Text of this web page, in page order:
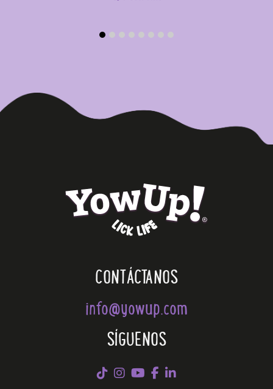
CONTÁCTANOS
info@yowup.com
SÍGUENOS